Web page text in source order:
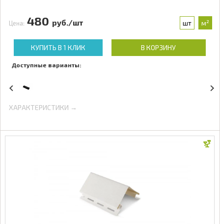
Цена: 480 руб./шт шт м²
КУПИТЬ В 1 КЛИК В КОРЗИНУ
Доступные варианты:
ХАРАКТЕРИСТИКИ →